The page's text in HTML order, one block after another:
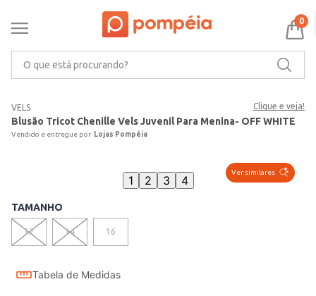
0
VELS Clique e veja!
Blusão Tricot Chenille Vels Juvenil Para Menina- OFF WHITE
Lojas Pompéia
Ver similares
1 2 3 4
TAMANHO
12 14 16
Tabela de Medidas